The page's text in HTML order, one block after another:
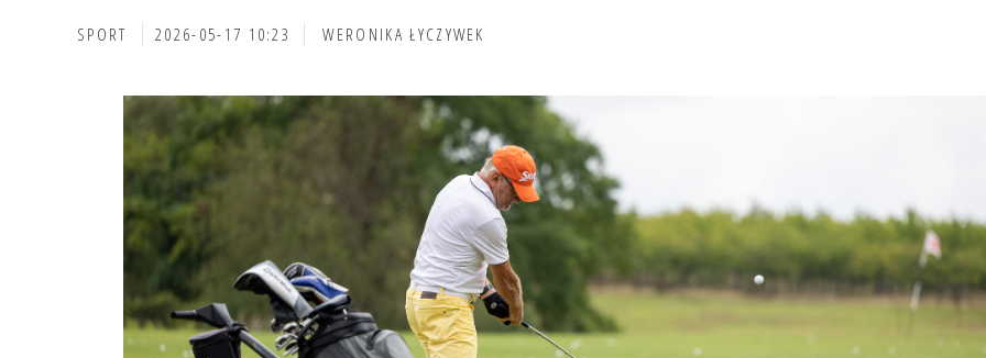
SPORT 2026-05-17 10:23 WERONIKA ŁYCZYWEK